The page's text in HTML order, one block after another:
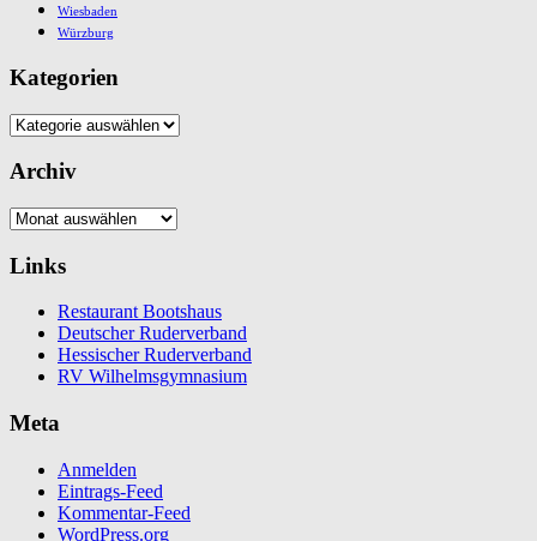
Wiesbaden
Würzburg
Kategorien
Kategorien
Archiv
Archiv
Links
Restaurant Bootshaus
Deutscher Ruderverband
Hessischer Ruderverband
RV Wilhelmsgymnasium
Meta
Anmelden
Eintrags-Feed
Kommentar-Feed
WordPress.org